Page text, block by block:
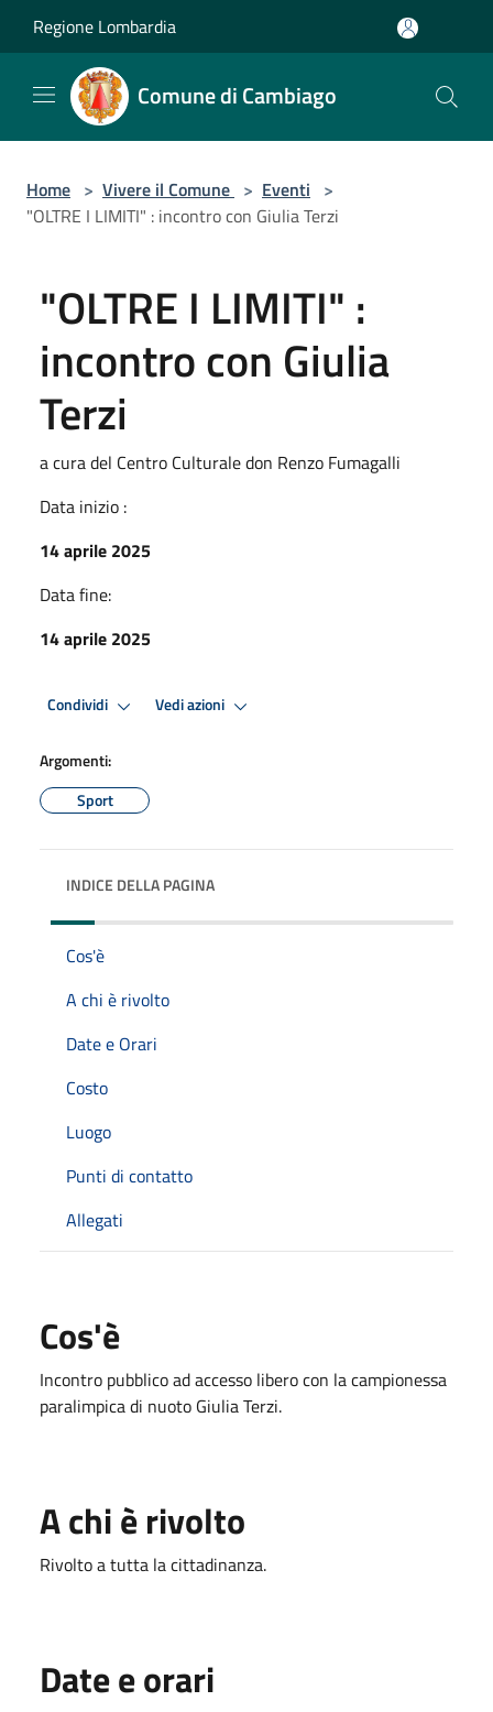
Regione Lombardia
Comune di Cambiago
Home > Vivere il Comune > Eventi >
"OLTRE I LIMITI" : incontro con Giulia Terzi
"OLTRE I LIMITI" :
incontro con Giulia
Terzi
a cura del Centro Culturale don Renzo Fumagalli
Data inizio :
14 aprile 2025
Data fine:
14 aprile 2025
Condividi Vedi azioni
Argomenti:
Sport
INDICE DELLA PAGINA
Cos'è
A chi è rivolto
Date e Orari
Costo
Luogo
Punti di contatto
Allegati
Cos'è
Incontro pubblico ad accesso libero con la campionessa
paralimpica di nuoto Giulia Terzi.
A chi è rivolto
Rivolto a tutta la cittadinanza.
Date e orari